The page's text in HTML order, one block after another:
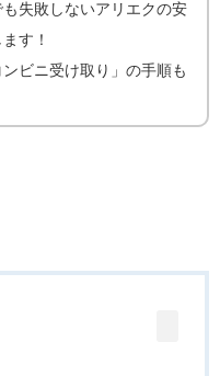
失敗しないアリエクの安
す！
ビニ受け取り」の手順も